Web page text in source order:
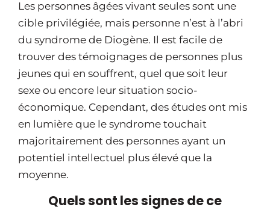
Les personnes âgées vivant seules sont une
cible privilégiée, mais personne n’est à l’abri
du syndrome de Diogène. Il est facile de
trouver des témoignages de personnes plus
jeunes qui en souffrent, quel que soit leur
sexe ou encore leur situation socio-
économique. Cependant, des études ont mis
en lumière que le syndrome touchait
majoritairement des personnes ayant un
potentiel intellectuel plus élevé que la
moyenne.
Quels sont les signes de ce